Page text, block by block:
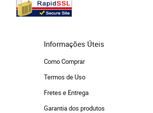
Informações Úteis
Como Comprar
Termos de Uso
Fretes e Entrega
Garantia dos produtos